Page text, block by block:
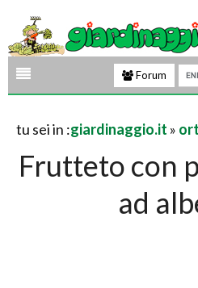
Forum
tu sei in :giardinaggio.it »
Frutteto con
ad